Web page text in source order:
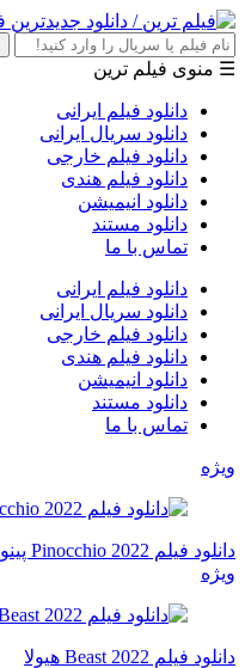
☰ منوی فیلم ترین
دانلود فیلم ایرانی
دانلود سریال ایرانی
دانلود فیلم خارجی
دانلود فیلم هندی
دانلود انیمیشن
دانلود مستند
تماس با ما
دانلود فیلم ایرانی
دانلود سریال ایرانی
دانلود فیلم خارجی
دانلود فیلم هندی
دانلود انیمیشن
دانلود مستند
تماس با ما
ویژه
دانلود فیلم Pinocchio 2022 پینوکیو
ویژه
دانلود فیلم Beast 2022 هیولا